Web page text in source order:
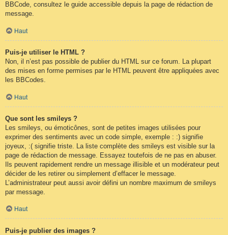
BBCode, consultez le guide accessible depuis la page de rédaction de
message.
Haut
Puis-je utiliser le HTML ?
Non, il n’est pas possible de publier du HTML sur ce forum. La plupart
des mises en forme permises par le HTML peuvent être appliquées avec
les BBCodes.
Haut
Que sont les smileys ?
Les smileys, ou émoticônes, sont de petites images utilisées pour
exprimer des sentiments avec un code simple, exemple : :) signifie
joyeux, :( signifie triste. La liste complète des smileys est visible sur la
page de rédaction de message. Essayez toutefois de ne pas en abuser.
Ils peuvent rapidement rendre un message illisible et un modérateur peut
décider de les retirer ou simplement d’effacer le message.
L’administrateur peut aussi avoir défini un nombre maximum de smileys
par message.
Haut
Puis-je publier des images ?